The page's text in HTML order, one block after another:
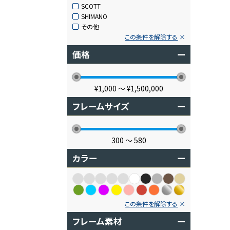
SCOTT
SHIMANO
その他
この条件を解除する
価格 ー
¥1,000 〜¥1,500,000
フレームサイズ ー
300 〜580
カラー ー
この条件を解除する
フレーム素材 ー